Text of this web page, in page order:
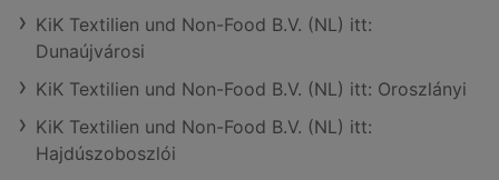
KiK Textilien und Non-Food B.V. (NL) itt:
Dunaújvárosi
KiK Textilien und Non-Food B.V. (NL) itt: Oroszlányi
KiK Textilien und Non-Food B.V. (NL) itt:
Hajdúszoboszlói